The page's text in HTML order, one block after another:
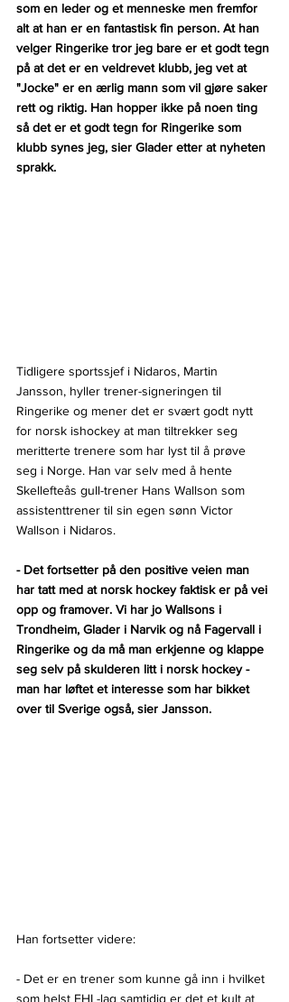
som en leder og et menneske men fremfor
alt at han er en fantastisk fin person. At han
velger Ringerike tror jeg bare er et godt tegn
på at det er en veldrevet klubb, jeg vet at
"Jocke" er en ærlig mann som vil gjøre saker
rett og riktig. Han hopper ikke på noen ting
så det er et godt tegn for Ringerike som
klubb synes jeg, sier Glader etter at nyheten
sprakk.
Tidligere sportssjef i Nidaros, Martin
Jansson, hyller trener-signeringen til
Ringerike og mener det er svært godt nytt
for norsk ishockey at man tiltrekker seg
meritterte trenere som har lyst til å prøve
seg i Norge. Han var selv med å hente
Skellefteås gull-trener Hans Wallson som
assistenttrener til sin egen sønn Victor
Wallson i Nidaros.
- Det fortsetter på den positive veien man
har tatt med at norsk hockey faktisk er på vei
opp og framover. Vi har jo Wallsons i
Trondheim, Glader i Narvik og nå Fagervall i
Ringerike og da må man erkjenne og klappe
seg selv på skulderen litt i norsk hockey -
man har løftet et interesse som har bikket
over til Sverige også, sier Jansson.
Han fortsetter videre:
- Det er en trener som kunne gå inn i hvilket
som helst EHL-lag samtidig er det et kult at